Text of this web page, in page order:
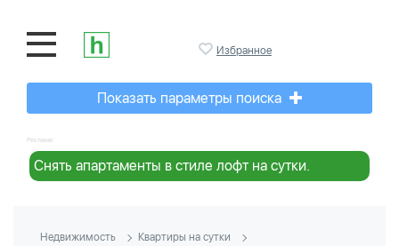
Избранное
Показать параметры поиска
Реклама:
Снять апартаменты в стиле лофт на сутки.
Недвижимость
Квартиры на сутки